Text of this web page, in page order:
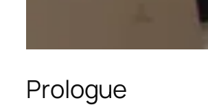
Prologue